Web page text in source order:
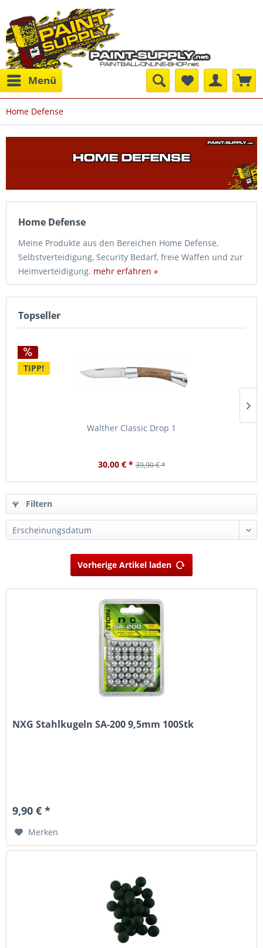
Menü
Home Defense
Home Defense
Meine Produkte aus den Bereichen Home Defense,
Selbstverteidigung, Security Bedarf, freie Waffen und zur
Heimverteidigung. mehr erfahren »
Topseller
TIPP!
Walther Classic Drop 1
30,00 € * 39,90 € *
Filtern
Vorherige Artikel laden
NXG Stahlkugeln SA-200 9,5mm 100Stk
9,90 € *
Merken